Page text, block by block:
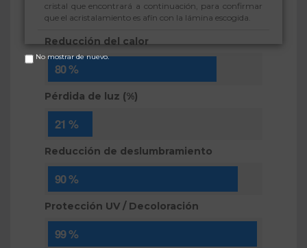
No mostrar de nuevo.
cristal que encontrará a continuación, para confirmar
que el acristalamiento es afín con la lámina escogida.
Reducción del calor
80 %
Pérdida de luz (%)
21 %
Reducción de deslumbramiento
90 %
Protección UV / Decoloración
99 %